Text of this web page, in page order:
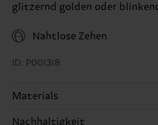
glitzernd golden oder
Nahtlose Zehen
ID: P001318
Materials
Nachhaltigkeit